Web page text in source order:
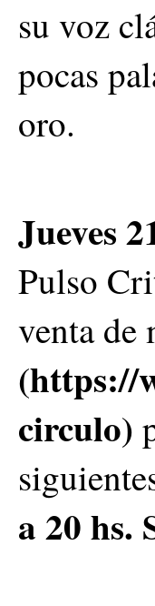
su voz
pocas
oro.
Jueves
Pulso
venta de
(https://
circulo)
a 20 hs.